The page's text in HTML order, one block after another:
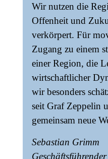
Wir nutzen die
Offenheit und
verkörpert. Für
Zugang zu einem
einer Region, die
wirtschaftlicher
wir besonders
seit Graf Zeppelin
gemeinsam neue
Sebastian Grimm